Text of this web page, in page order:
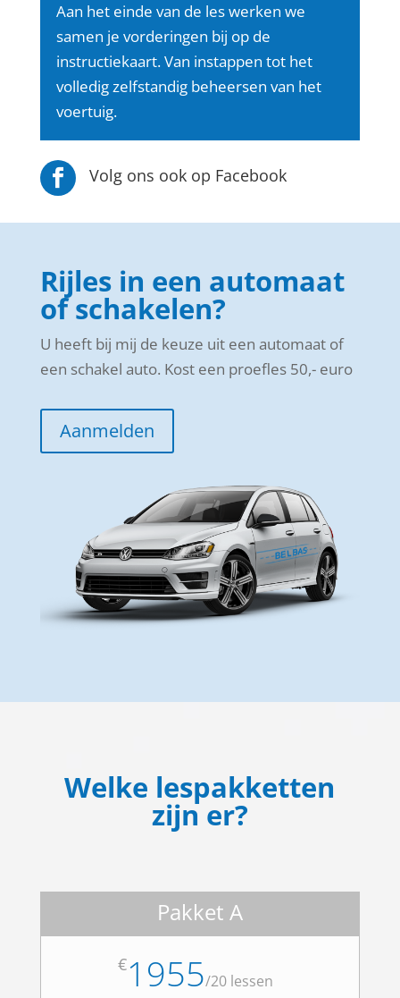
Aan het einde van de les werken we
samen je vorderingen bij op de
instructiekaart. Van instappen tot het
volledig zelfstandig beheersen van het
voertuig.
 Volg ons ook op Facebook
Rijles in een automaat
of schakelen?
U heeft bij mij de keuze uit een automaat of
een schakel auto. Kost een proefles 50,- euro
Aanmelden
Welke lespakketten
zijn er?
Pakket A
€1955/20 lessen